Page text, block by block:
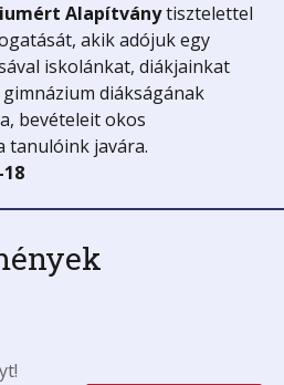
Alapítványtisztelettel
akik adójuk egy
iskolánkat, diákjainkat
diákságának
bevételeit okos
tanulóink javára.